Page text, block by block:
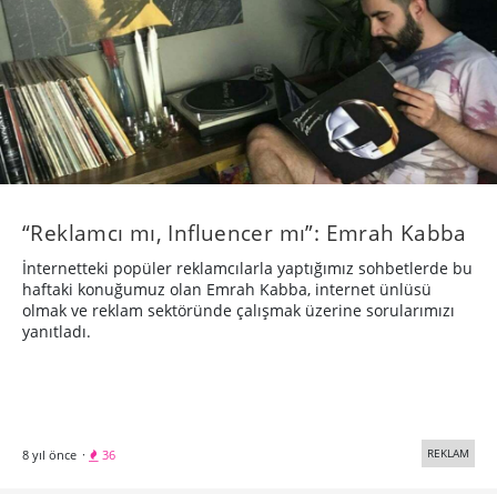
“Reklamcı mı, Influencer mı”: Emrah Kabba
İnternetteki popüler reklamcılarla yaptığımız sohbetlerde bu
haftaki konuğumuz olan Emrah Kabba, internet ünlüsü
olmak ve reklam sektöründe çalışmak üzerine sorularımızı
yanıtladı.
8 yıl önce · 36 REKLAM